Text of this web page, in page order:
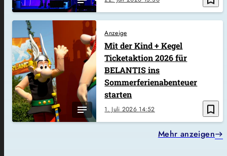
bookmark_border
Anzeige
1. Juli 2026 14:52
Mit der Kind + Kegel
Ticketaktion 2026 für
BELANTIS ins
Sommerferienabenteuer
starten
Mehr anzeigen